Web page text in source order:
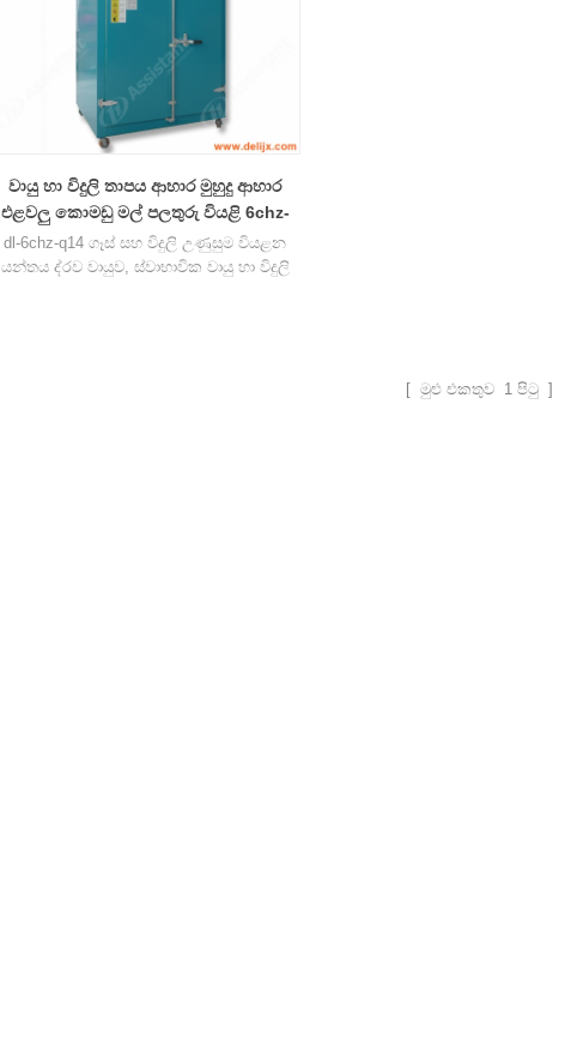
වායු හා විදුලි තාපය ආහාර මුහුදු ආහාර
එළවලු කොමඩු මල් පලතුරු වියළි 6chz-
q14
dl-6chz-q14 ගෑස් සහ විදුලි උණුසුම වියළන
යන්තය ද්රව වායුව, ස්වාභාවික වායු හා විදුලි
[ මුළු එකතුව 1පිටු ]